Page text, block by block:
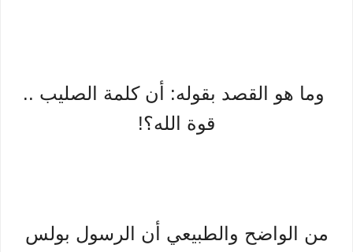
وما هو القصد بقوله: أن كلمة الصليب ..
قوة الله؟!
من الواضح والطبيعي أن الرسول بولس